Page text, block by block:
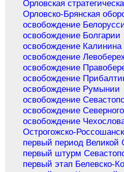
Орловская
Орловско-Брянская
освобождение
освобождение Болгарии
освобождение Калинина
освобождение
освобождение
освобождение
освобождение Румынии
освобождение
освобождение
освобождение
Острогожско-
первый период Великой
первый штурм
первый этап Белевско-